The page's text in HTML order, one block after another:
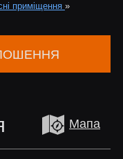
приміщення »
Мапа